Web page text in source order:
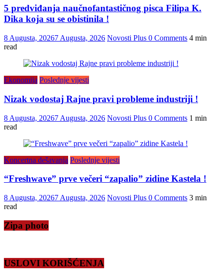
5 predviđanja naučnofantastičnog pisca Filipa K.
Dika koja su se obistinila !
8 Augusta, 20267 Augusta, 2026 Novosti Plus 0 Comments 4 min
read
Ekonomija Poslednje vijesti
Nizak vodostaj Rajne pravi probleme industriji !
8 Augusta, 20267 Augusta, 2026 Novosti Plus 0 Comments 1 min
read
Koncertna dešavanja Poslednje vijesti
“Freshwave” prve večeri “zapalio” zidine Kastela !
8 Augusta, 20267 Augusta, 2026 Novosti Plus 0 Comments 3 min
read
Zipa photo
USLOVI KORIŠĆENJA